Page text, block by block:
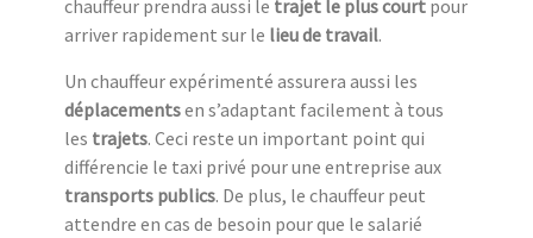
chauffeur prendra aussi le trajet le plus court pour
arriver rapidement sur le lieu de travail.
Un chauffeur expérimenté assurera aussi les
déplacementsen s’adaptant facilement à tous
les trajets. Ceci reste un important point qui
différencie le taxi privé pour une entreprise aux
transports publics. De plus, le chauffeur peut
attendre en cas de besoin pour que le salarié